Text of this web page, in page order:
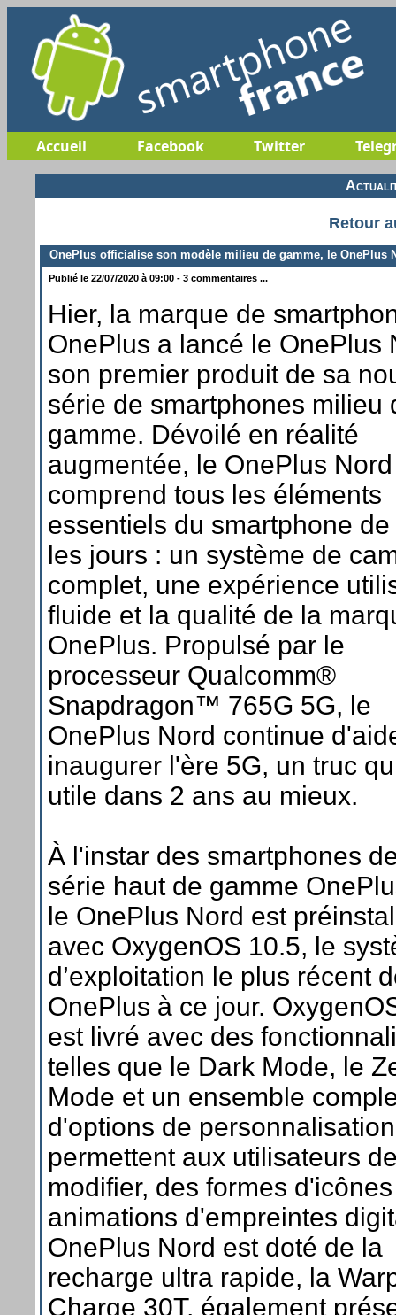
Accueil Facebook Twitter
Retour
OnePlus officialise son modèle milieu de gamme, le OnePlus
Publié le 22/07/2020 à 09:00 - 3 commentaires ...
Hier, la marque de
OnePlus a lancé le OnePlus
son premier produit de sa
série de smartphones milieu
gamme. Dévoilé en réalité
augmentée, le OnePlus Nord
comprend tous les éléments
essentiels du smartphone de
les jours : un système de
complet, une expérience
fluide et la qualité de la
OnePlus. Propulsé par le
processeur Qualcomm®
Snapdragon™ 765G 5G, le
OnePlus Nord continue
inaugurer l'ère 5G, un truc
utile dans 2 ans au mieux.
À l'instar des smartphones
série haut de gamme
le OnePlus Nord est
avec OxygenOS 10.5, le
d’exploitation le plus récent
OnePlus à ce jour.
est livré avec des
telles que le Dark Mode, le
Mode et un ensemble
d'options de
permettent aux utilisateurs
modifier, des formes
animations d'empreintes
OnePlus Nord est doté de la
recharge ultra rapide, la
Charge 30T, également